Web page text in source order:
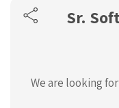
Sr.
We are looking